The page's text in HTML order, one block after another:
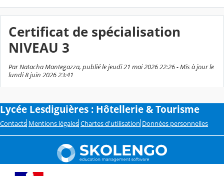
Certificat de spécialisation
NIVEAU 3
Par Natacha Mantegazza, publié le jeudi 21 mai 2026 22:26 - Mis à jour le
lundi 8 juin 2026 23:41
Lycée Lesdiguières : Hôtellerie & Tourisme
Contacts Mentions légales Chartes d'utilisation Données personnelles